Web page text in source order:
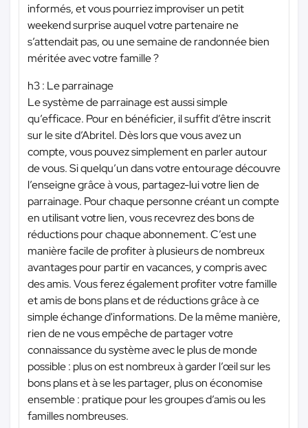
informés, et vous pourriez improviser un petit
weekend surprise auquel votre partenaire ne
s’attendait pas, ou une semaine de randonnée bien
méritée avec votre famille ?
h3 : Le parrainage
Le système de parrainage est aussi simple
qu’efficace. Pour en bénéficier, il suffit d’être inscrit
sur le site d’Abritel. Dès lors que vous avez un
compte, vous pouvez simplement en parler autour
de vous. Si quelqu’un dans votre entourage découvre
l’enseigne grâce à vous, partagez-lui votre lien de
parrainage. Pour chaque personne créant un compte
en utilisant votre lien, vous recevrez des bons de
réductions pour chaque abonnement. C’est une
manière facile de profiter à plusieurs de nombreux
avantages pour partir en vacances, y compris avec
des amis. Vous ferez également profiter votre famille
et amis de bons plans et de réductions grâce à ce
simple échange d'informations. De la même manière,
rien de ne vous empêche de partager votre
connaissance du système avec le plus de monde
possible : plus on est nombreux à garder l’œil sur les
bons plans et à se les partager, plus on économise
ensemble : pratique pour les groupes d’amis ou les
familles nombreuses.